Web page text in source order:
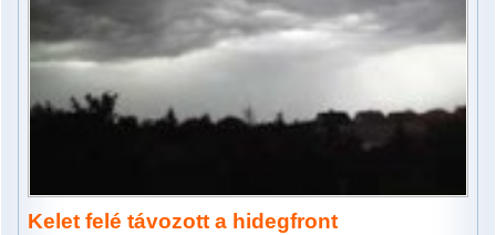
Kelet felé távozott a hidegfront